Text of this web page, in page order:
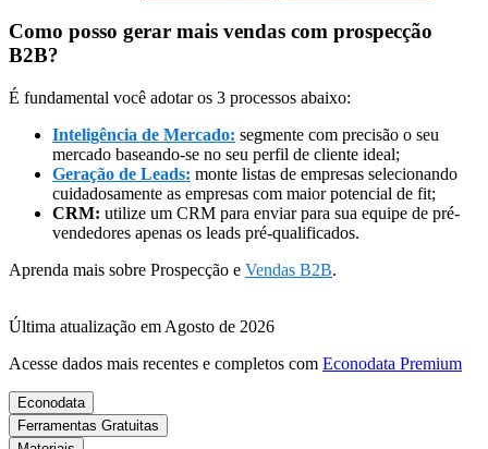
Como posso gerar mais vendas com prospecção
B2B?
É fundamental você adotar os 3 processos abaixo:
Inteligência de Mercado: segmente com precisão o seu
mercado baseando-se no seu perfil de cliente ideal;
Geração de Leads: monte listas de empresas selecionando
cuidadosamente as empresas com maior potencial de fit;
CRM: utilize um CRM para enviar para sua equipe de pré-
vendedores apenas os leads pré-qualificados.
Aprenda mais sobre Prospecção e Vendas B2B.
Última atualização em Agosto de 2026
Acesse dados mais recentes e completos com Econodata Premium
Econodata
Ferramentas Gratuitas